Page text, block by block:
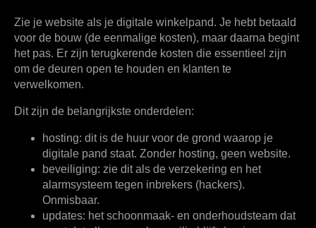
Zie je website als je digitale winkelpand. Je hebt betaald
voor de bouw (de eenmalige kosten), maar daarna begint
het pas. Er zijn terugkerende kosten die essentieel zijn
om de deuren open te houden en klanten te
verwelkomen.
Dit zijn de belangrijkste onderdelen:
hosting: dit is de huur voor de grond waarop je
digitale pand staat. Zonder hosting, geen website.
beveiliging: zie dit als de verzekering en het
alarmsysteem tegen inbrekers (hackers).
Onmisbaar.
updates: het schoonmaak- en onderhoudsteam dat